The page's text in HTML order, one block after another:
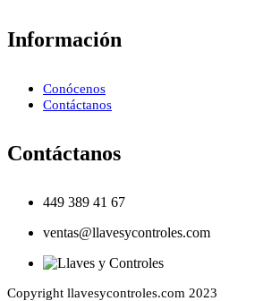
Información
Conócenos
Contáctanos
Contáctanos
449 389 41 67
ventas@llavesycontroles.com
Copyright llavesycontroles.com 2023